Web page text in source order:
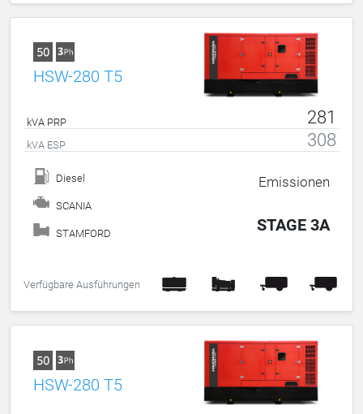
HSW-280 T5
kVA PRP 281
kVA ESP 308
Diesel
SCANIA
STAMFORD
Emissionen
STAGE 3A
Verfügbare Ausführungen
HSW-280 T5